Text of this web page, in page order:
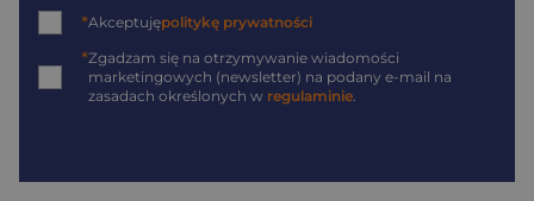
*Akceptujępolitykę prywatności
*Zgadzam się na otrzymywanie wiadomości
marketingowych (newsletter) na podany e-mail na
zasadach określonych w regulaminie.